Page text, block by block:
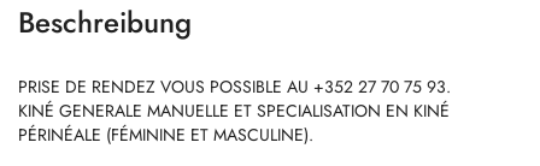
Beschreibung
PRISE DE RENDEZ VOUS POSSIBLE AU +352 27 70 75 93.
KINÉ GENERALE MANUELLE ET SPECIALISATION EN KINÉ
PÉRINÉALE (FÉMININE ET MASCULINE).